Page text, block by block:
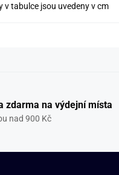
v tabulce jsou uvedeny v cm
zdarma na výdejní místa
nad 900 Kč